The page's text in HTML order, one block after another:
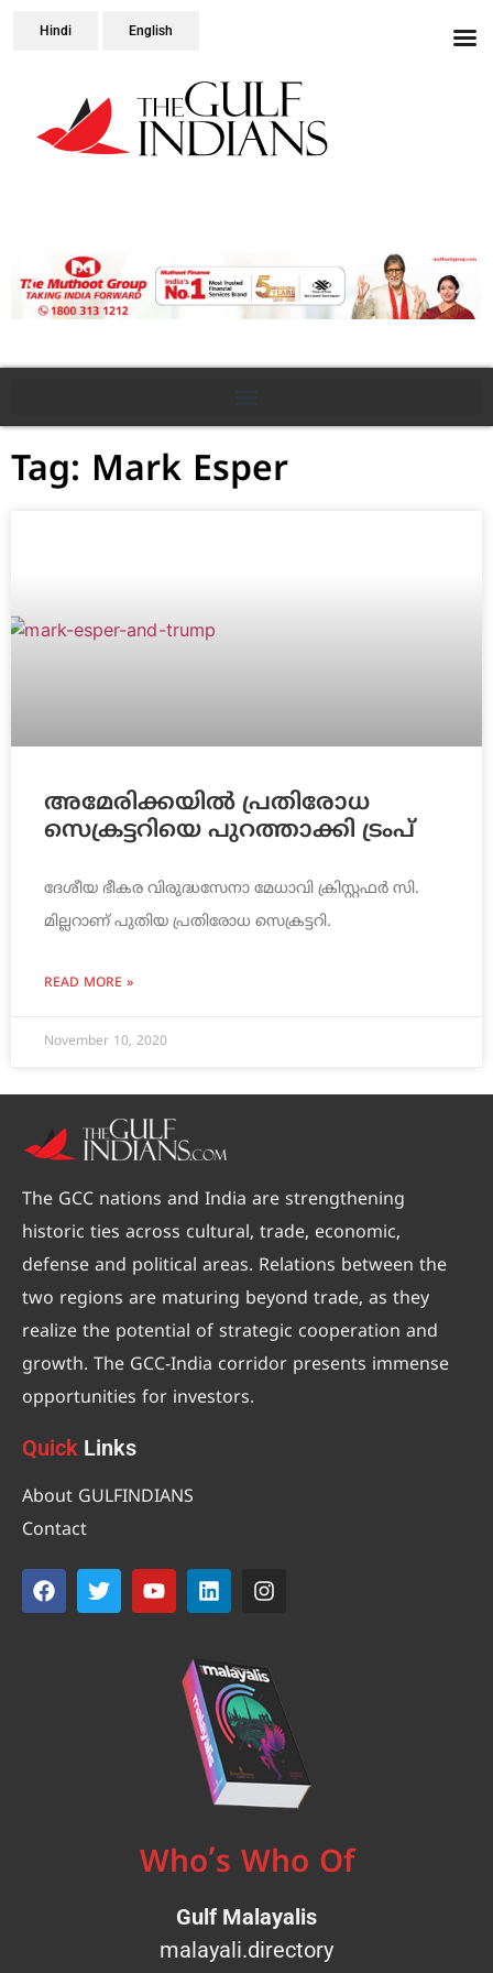
Hindi English
Tag: Mark Esper
അമേരിക്കയില്‍ പ്രതിരോധ
സെക്രട്ടറിയെ പുറത്താക്കി ട്രംപ്
ദേശീയ ഭീകര വിരുദ്ധസേനാ മേധാവി ക്രിസ്റ്റഫര്‍ സി.
മില്ലറാണ് പുതിയ പ്രതിരോധ സെക്രട്ടറി.
READ MORE »
November 10, 2020
The GCC nations and India are strengthening
historic ties across cultural, trade, economic,
defense and political areas. Relations between the
two regions are maturing beyond trade, as they
realize the potential of strategic cooperation and
growth. The GCC-India corridor presents immense
opportunities for investors.
Quick Links
About GULFINDIANS
Contact
Who’s Who Of
Gulf Malayalis
malayali.directory